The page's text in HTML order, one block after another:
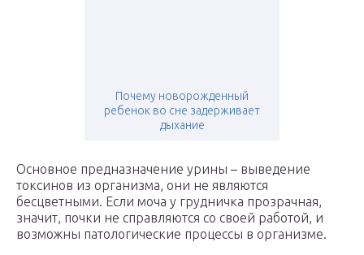
Почему новорожденный
ребенок во сне задерживает
дыхание
Основное предназначение урины – выведение
токсинов из организма, они не являются
бесцветными. Если моча у грудничка прозрачная,
значит, почки не справляются со своей работой, и
возможны патологические процессы в организме.